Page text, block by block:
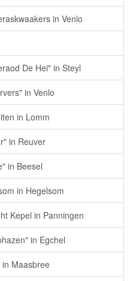
in Venlo
De Hei" in Steyl
in Venlo
in Lomm
in Reuver
in Beesel
in Hegelsom
Kepel in Panningen
in Egchel
Maasbree